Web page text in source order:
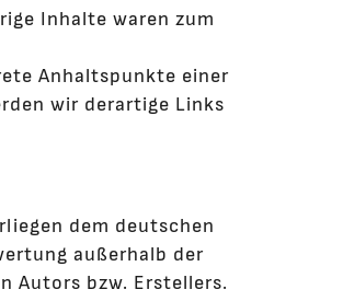
Inhalte waren zum
Anhaltspunkte einer
wir derartige Links
dem deutschen
außerhalb der
Autors bzw. Erstellers.